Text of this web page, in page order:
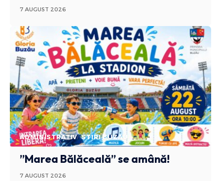
7 AUGUST 2026
ADMINISTRATIV STIRI BUZAU
”Marea Bălăceală” se amână!
7 AUGUST 2026